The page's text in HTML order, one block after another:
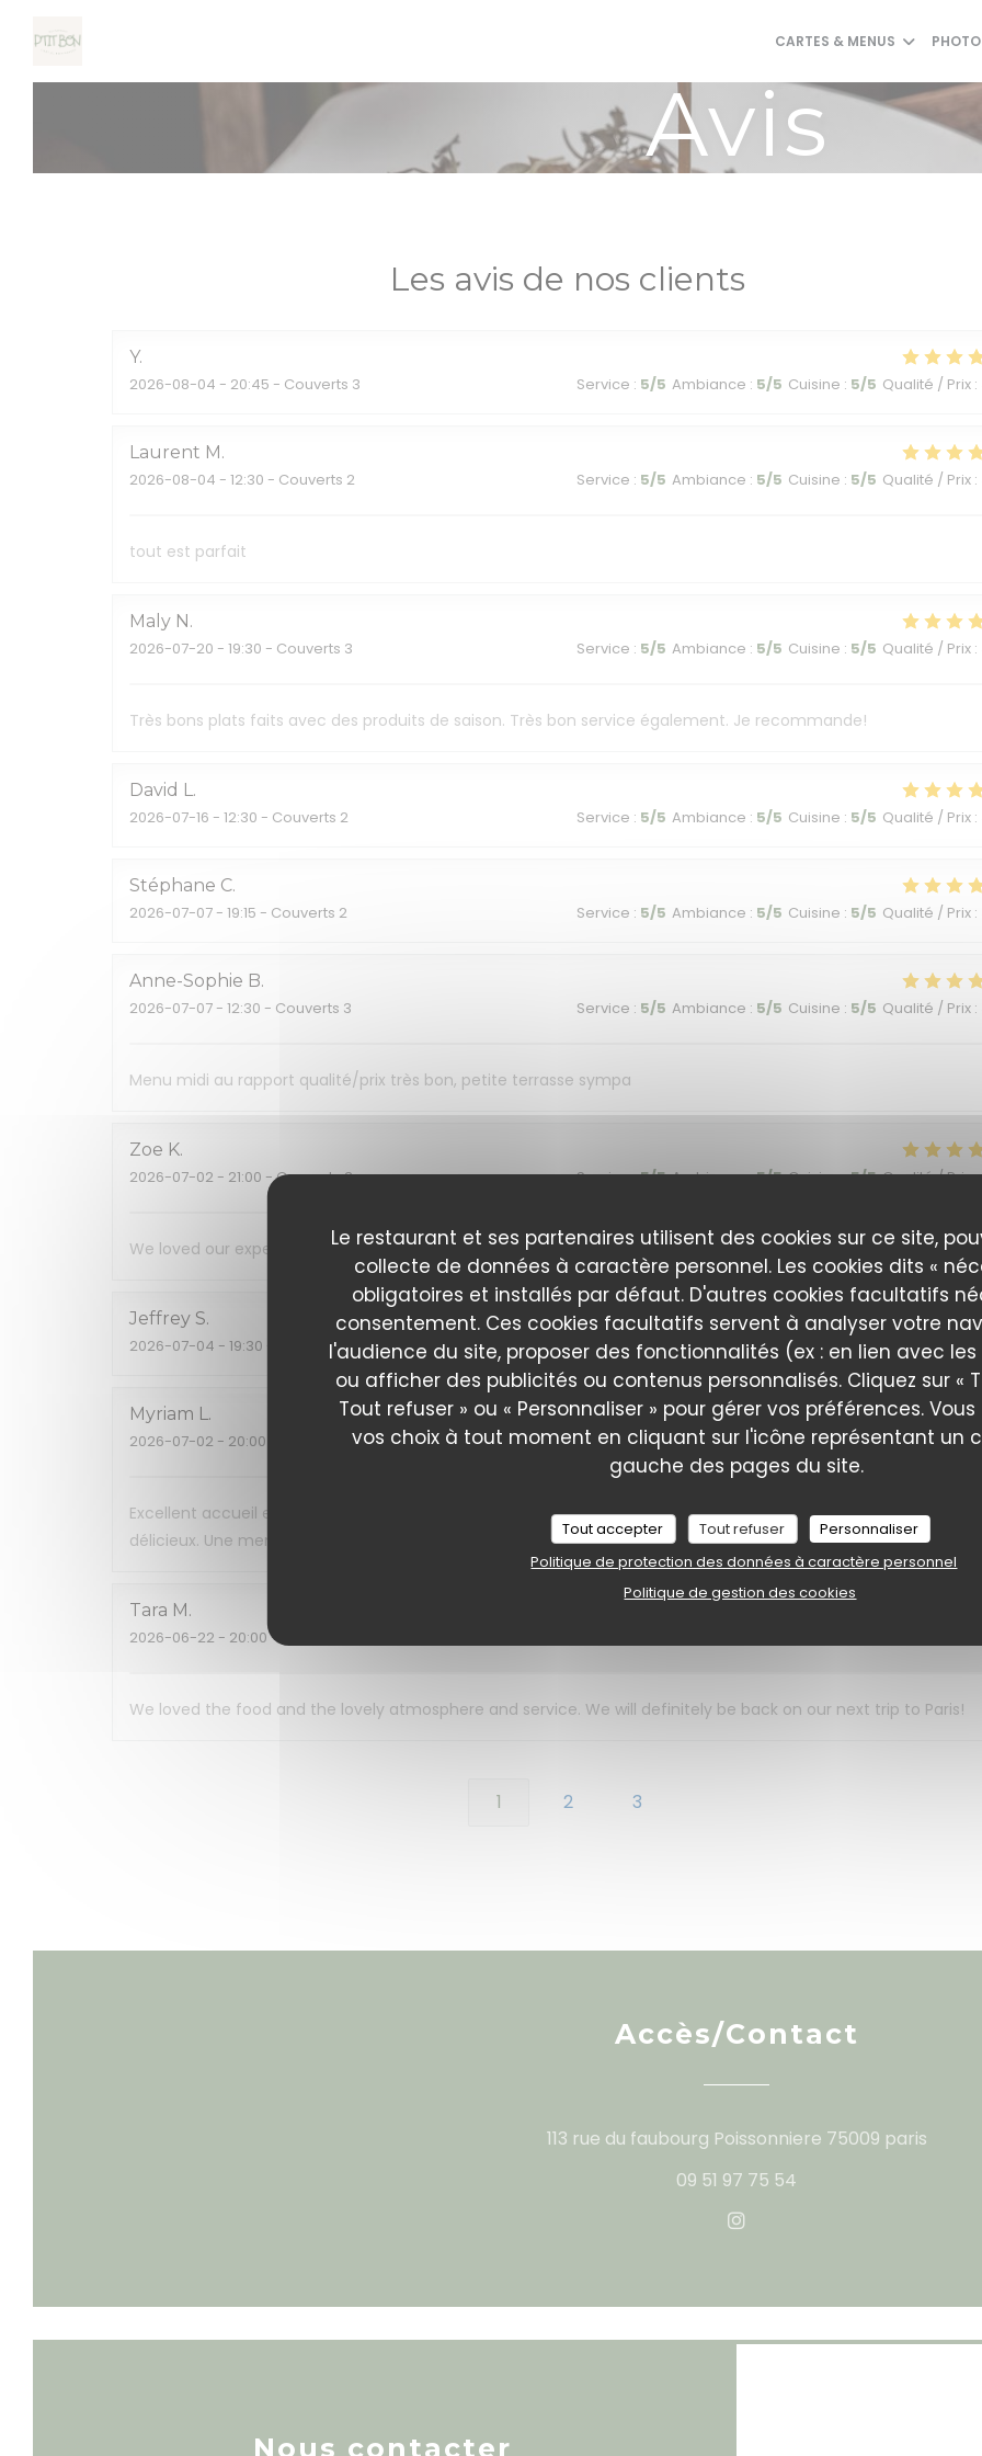
Le restaurant et ses partenaires utilisent des cookies sur ce site,
collecte de données à caractère personnel. Les cookies dits «
obligatoires et installés par défaut. D'autres cookies facultatifs
consentement. Ces cookies facultatifs servent à analyser votre
l'audience du site, proposer des fonctionnalités (ex : en lien avec
ou afficher des publicités ou contenus personnalisés. Cliquez sur «
Tout refuser » ou « Personnaliser » pour gérer vos préférences.
vos choix à tout moment en cliquant sur l'icône représentant un
gauche des pages du site.
Tout accepter Tout refuser
Personnaliser
Politique de protection des données à caractère personnel
Politique de gestion des cookies
CARTES & MENUS
Avis
Les avis de nos clients
Y
2026-08-04 - 20:45 - Couverts 3 Service : 5/5 Ambiance : 5/5 Cuisine : 5/5 Qualité / Prix:
Laurent M
2026-08-04 - 12:30 - Couverts 2 Service : 5/5 Ambiance : 5/5 Cuisine : 5/5 Qualité / Prix:
tout est parfait
Maly N
2026-07-20 - 19:30 - Couverts 3 Service : 5/5 Ambiance : 5/5 Cuisine : 5/5 Qualité / Prix:
Très bons plats faits avec des produits de saison. Très bon service également. Je recommande!
David L
2026-07-16 - 12:30 - Couverts 2 Service : 5/5 Ambiance : 5/5 Cuisine : 5/5 Qualité / Prix:
Stéphane C
2026-07-07 - 19:15 - Couverts 2 Service : 5/5 Ambiance : 5/5 Cuisine : 5/5 Qualité / Prix:
Anne-Sophie B
2026-07-07 - 12:30 - Couverts 3 Service : 5/5 Ambiance : 5/5 Cuisine : 5/5 Qualité / Prix:
Menu midi au rapport qualité/prix très bon, petite terrasse sympa
Zoe K
2026-07-02 - 21:00 - Couverts 3 Service:5/5 Ambiance:5/5 Cuisine:5/5 Qualité / Prix:
We loved our experience! Food, wine, service and ambience all excellent!
Jeffrey S
2026-07-04 - 19:30 - Couverts 2 Service 5/5 Ambiance:5/5 Cuisine:5/5 Qualité / Prix:
Myriam L
2026-07-02 - 20:00 - Couverts 8 Service:5/5 Ambiance : 5/5 Cuisine:5/5 Qualité / Prix :
Excellent accueil et restaurant très agréable. La carte comporte une sélection variée et tous nos plats étaient
délicieux. Une mention spéciale pour le chou en dessert.
Tara M
2026-06-22 - 20:00 - Couverts 2
We loved the food and the lovely atmosphere and service. We will definitely be back on our next trip to Paris!
1 2 3
Accès/Contact
113 rue du faubourg Poissonniere 75009 paris
09 51 97 75 54
Instagram ((ouvre une
Nous contacter